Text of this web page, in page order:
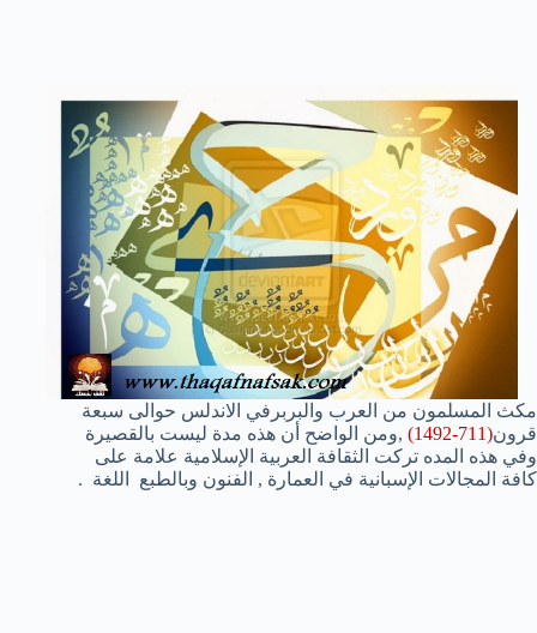
مكث المسلمون من العرب والبربرفي الاندلس حوالى سبعة
قرون(711-1492)
,ومن الواضح أن هذه مدة ليست بالقصيرة
وفي هذه المده تركت الثقافة العربية الإسلامية علامة على
كافة المجالات الإسبانية في العمارة , الفنون وبالطبع اللغة .